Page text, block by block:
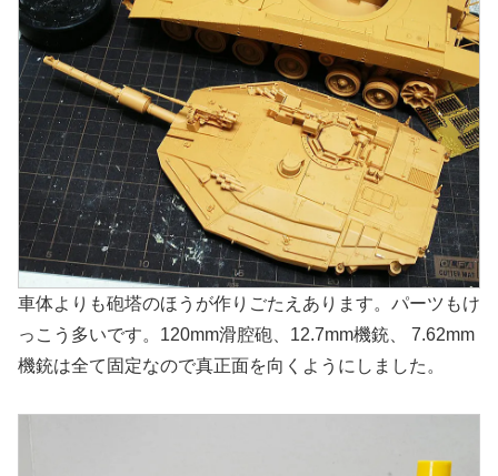
車体よりも砲塔のほうが作りごたえあります。パーツもけ
っこう多いです。120mm滑腔砲、12.7mm機銃、 7.62mm
機銃は全て固定なので真正面を向くようにしました。